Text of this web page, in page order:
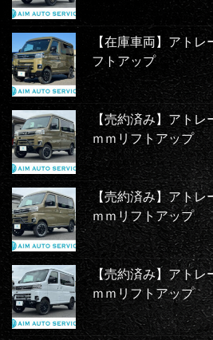
【在庫車両】アト
フトアップ
【売約済み】ア
ｍｍリフトアップ
【売約済み】ア
ｍｍリフトアップ
【売約済み】ア
ｍｍリフトアップ